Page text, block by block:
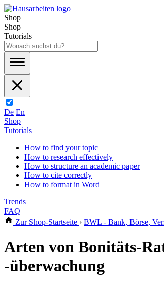
Shop
Shop
Tutorials
De En
Shop
Tutorials
How to find your topic
How to research effectively
How to structure an academic paper
How to cite correctly
How to format in Word
Trends
FAQ
Zur Shop-Startseite › BWL - Bank, Börse,
Arten von Bonitäts-
-überwachung